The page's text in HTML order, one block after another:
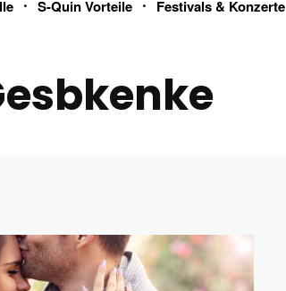
S-Quin Vorteile Festivals & Konzerte